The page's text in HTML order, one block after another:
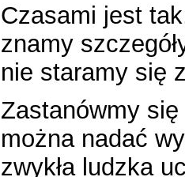
Czasami jest
znamy
nie staramy się
Zastanówmy
można nadać
zwykła ludzka